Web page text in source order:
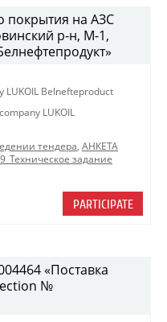
покрытия на АЗС
р-н, М-1,
LUKOIL Belnefteproduct
LUKOIL
тендера, АНКЕТА
задание
PARTICIPATE
«Поставка
№